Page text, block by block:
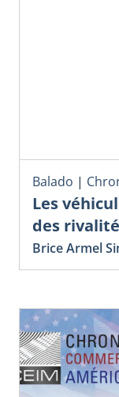
Balado |
Les
des
Brice Armel